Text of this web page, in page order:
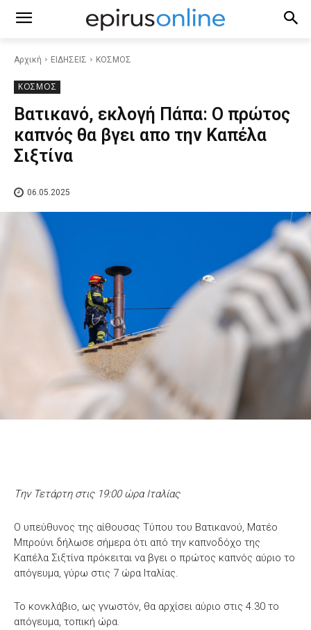
Αρχική ΕΙΔΗΣΕΙΣ ΚΟΣΜΟΣ
ΚΟΣΜΟΣ
Βατικανό, εκλογή Πάπα: O πρώτος
καπνός θα βγει απο την Καπέλα
Σιξτίνα
06.05.2025
Tην Τετάρτη στις 19:00 ώρα Ιταλίας
Ο υπεύθυνος της αίθουσας Τύπου του Βατικανού, Ματέο
Μπρούνι δήλωσε σήμερα ότι από την καπνοδόχο της
Καπέλα Σιξτίνα πρόκειται να βγει ο πρώτος καπνός αύριο το
απόγευμα, γύρω στις 7 ώρα Ιταλίας.
Το κονκλάβιο, ως γνωστόν, θα αρχίσει αύριο στις 4.30 το
απόγευμα, τοπική ώρα.